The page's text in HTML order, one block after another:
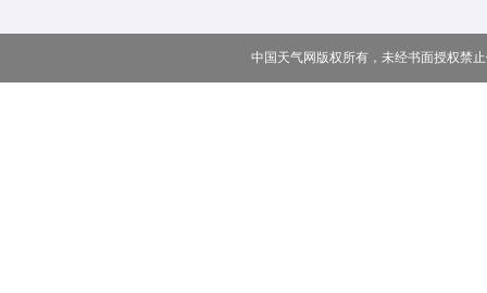
中国天气网版权所有，未经书面授权